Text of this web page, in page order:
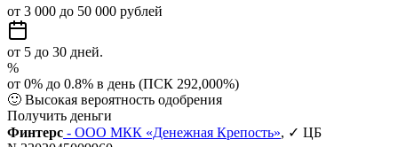
от 3 000 до 50 000 рублей
от 5 до 30 дней.
%
от 0% до 0.8% в день (ПСК 292,000%)
🙂 Высокая вероятность одобрения
Получить деньги
Финтерс - ООО МКК «Денежная Крепость», ✓ ЦБ